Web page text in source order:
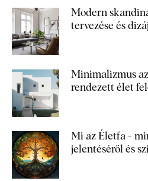
Modern
tervezése és
Minimalizmus
rendezett élet
Mi az Életfa -
jelentéséről és